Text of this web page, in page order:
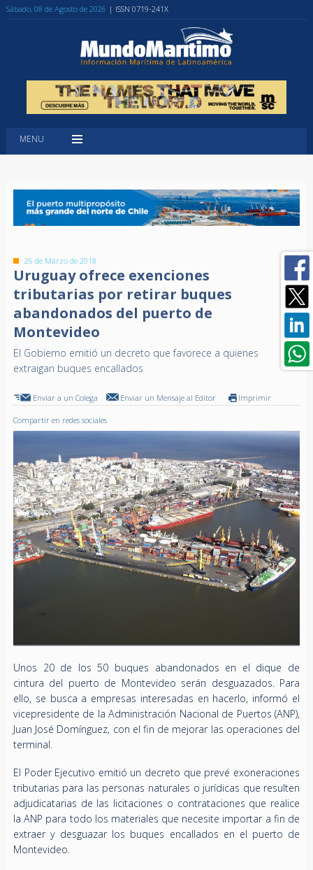
Sábado, 08 de Agosto de 2026 | ISSN 0719-241X
MENU
26 de Marzo de 2018
Uruguay ofrece exenciones
tributarias por retirar buques
abandonados del puerto de
Montevideo
El Gobierno emitió un decreto que favorece a quienes
extraigan buques encallados
Enviar a un Colega Enviar un Mensaje al Editor Imprimir
Compartir en redes sociales
Unos 20 de los 50 buques abandonados en el dique de
cintura del puerto de Montevideo serán desguazados. Para
ello, se busca a empresas interesadas en hacerlo, informó el
vicepresidente de la Administración Nacional de Puertos (ANP),
Juan José Domínguez, con el fin de mejorar las operaciones del
terminal.
El Poder Ejecutivo emitió un decreto que prevé exoneraciones
tributarias para las personas naturales o jurídicas que resulten
adjudicatarias de las licitaciones o contrataciones que realice
la ANP para todo los materiales que necesite importar a fin de
extraer y desguazar los buques encallados en el puerto de
Montevideo.